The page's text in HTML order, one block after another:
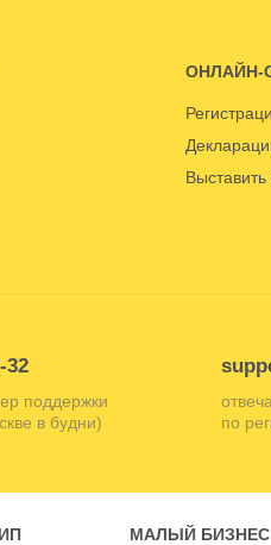
ОНЛАЙН-
Выставить
32
поддержки
в будни)
по
МАЛЫЙ БИЗНЕС